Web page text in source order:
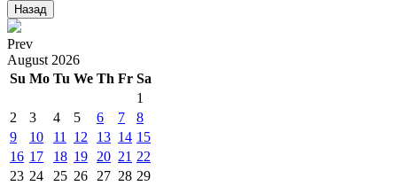
Назад
Prev
August 2026
Su Mo Tu We Th Fr Sa
1
2
3 4 5 6 7
8
9
10 11 12 13 14 15
16 17 18 19 20 21 22
23 24 25 26 27 28 29